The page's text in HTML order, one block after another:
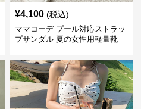
¥4,100 (税込)
ママコーデ プール対応ストラッ
プサンダル 夏の女性用軽量靴